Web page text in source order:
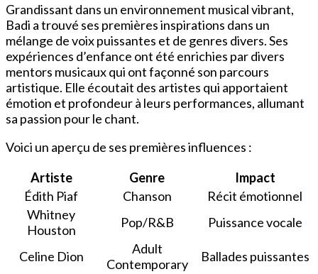
Grandissant dans un environnement musical vibrant,
Badi a trouvé ses premières inspirations dans un
mélange de voix puissantes et de genres divers. Ses
expériences d’enfance ont été enrichies par divers
mentors musicaux qui ont façonné son parcours
artistique. Elle écoutait des artistes qui apportaient
émotion et profondeur à leurs performances, allumant
sa passion pour le chant.
Voici un aperçu de ses premières influences :
Artiste
Genre
Impact
Édith Piaf
Chanson
Récit émotionnel
Whitney
Houston
Pop/R&B Puissance vocale
Celine Dion
Adult
Contemporary
Ballades puissantes